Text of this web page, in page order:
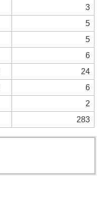
3
5
5
6
24
6
2
283